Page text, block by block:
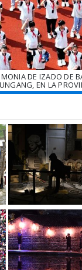
DE IZADO DE
EN LA